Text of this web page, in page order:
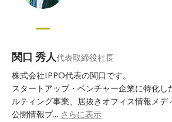
関口 秀人代表取締役社長
株式会社IPPO代表の関口です。
スタートアップ・ベンチャー企業に特化し
ルティング事業、居抜きオフィス情報メデ
公開情報プ... さらに表示